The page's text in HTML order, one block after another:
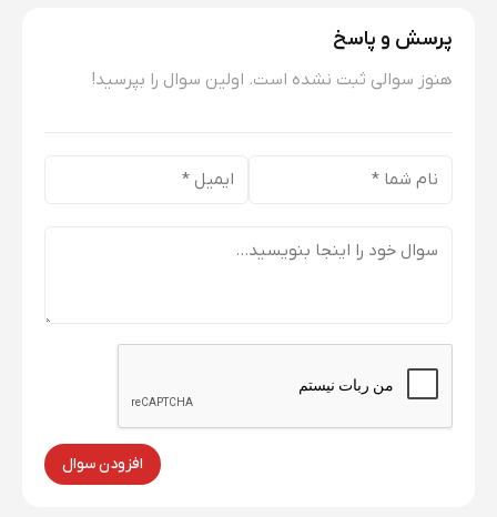
پرسش و پاسخ
هنوز سوالی ثبت نشده است. اولین سوال را بپرسید!
افزودن سوال